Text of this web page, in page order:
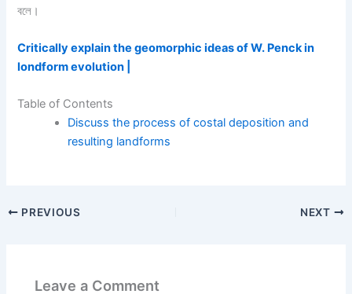
বলে।
Critically explain the geomorphic ideas of W. Penck in
londform evolution |
Table of Contents
Discuss the process of costal deposition and
resulting landforms
PREVIOUS NEXT
Leave a Comment